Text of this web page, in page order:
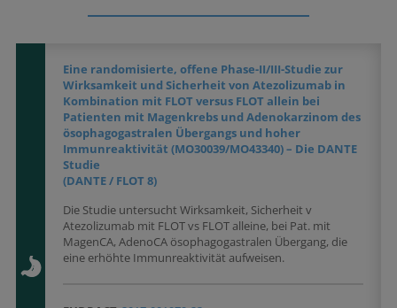
Eine randomisierte, offene Phase-II/III-Studie zur
Wirksamkeit und Sicherheit von Atezolizumab in
Kombination mit FLOT versus FLOT allein bei
Patienten mit Magenkrebs und Adenokarzinom des
ösophagogastralen Übergangs und hoher
Immunreaktivität (MO30039/MO43340) – Die DANTE
Studie
(DANTE / FLOT 8)
Die Studie untersucht Wirksamkeit, Sicherheit v
Atezolizumab mit FLOT vs FLOT alleine, bei Pat. mit
MagenCA, AdenoCA ösophagogastralen Übergang, die
eine erhöhte Immunreaktivität aufweisen.